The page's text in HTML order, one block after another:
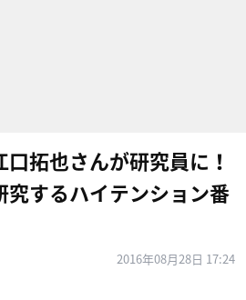
拓也さんが研究員に！
究するハイテンション番
2016年08月28日 17:24